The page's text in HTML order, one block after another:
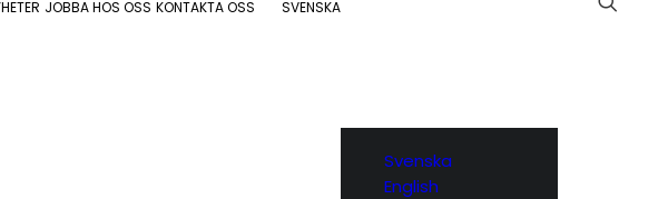
JOBBA HOS OSS KONTAKTA OSS SVENSKA
Svenska
English